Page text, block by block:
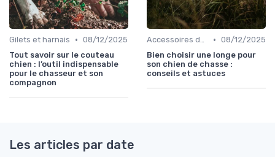
Gilets et harnais • 08/12/2025
Tout savoir sur le couteau
chien : l’outil indispensable
pour le chasseur et son
compagnon
Accessoires de transport • 08/12/2025
Bien choisir une longe pour
son chien de chasse :
conseils et astuces
Les articles par date